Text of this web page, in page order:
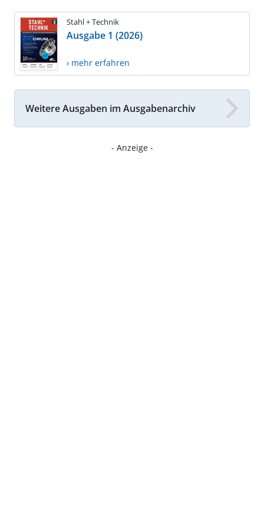
Stahl + Technik
Ausgabe 1 (2026)
› mehr erfahren
Weitere Ausgaben im Ausgabenarchiv
- Anzeige -